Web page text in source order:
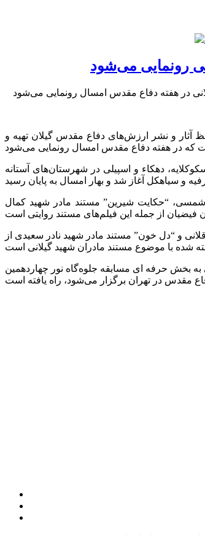
شهید گیلانی به همت اداره کل حفظ‌ آثار و نشر ارزش‌‌های دفاع مقدس گیلان تهیه و
فیلمساز جوان دفاع مقدس است، افزود: ساخت این مستندهای روایتی از پاییز ۹۴ در روستاهای لسکوکلایه، دهکاء و اسپیلی در شهرستان‌های آستانه
شمسی، “حکایت شیرین” مستند مادر شهید کمال
و “دل خون” مستند مادر شهید نادر سعیدی از
به بخش حرفه ‌ای مسابقه جلوه‌‌گاه نور چهاردهمین